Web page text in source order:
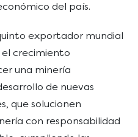
del país.
exportador mundial
el crecimiento
una minería
de nuevas
que solucionen
con responsabilidad